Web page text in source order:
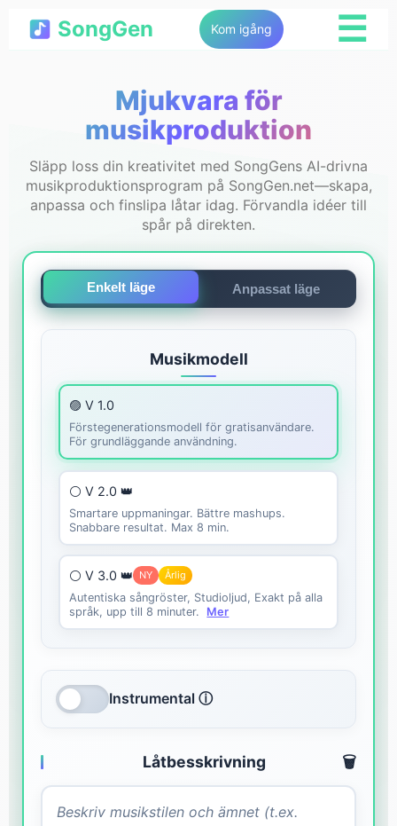
SongGen Kom igång ☰
Mjukvara för
musikproduktion
Släpp loss din kreativitet med SongGens AI-drivna
musikproduktionsprogram på SongGen.net—skapa,
anpassa och finslipa låtar idag. Förvandla idéer till
spår på direkten.
Enkelt läge Anpassat läge
Musikmodell
🟣 V 1.0
Förstegenerationsmodell för gratisanvändare.
För grundläggande användning.
⚪ V 2.0 👑
Smartare uppmaningar. Bättre mashups.
Snabbare resultat. Max 8 min.
⚪ V 3.0 👑 NY Årlig
Autentiska sångröster, Studioljud, Exakt på alla
språk, upp till 8 minuter.
Mer
Instrumental ⓘ
Låtbesskrivning 🗑️